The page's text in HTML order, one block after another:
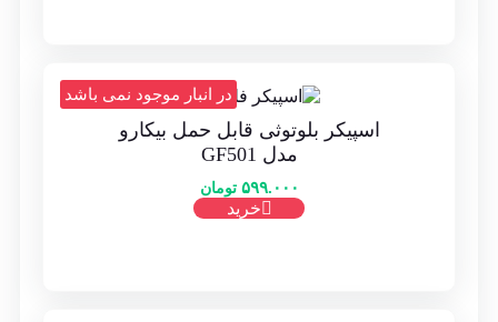
در انبار موجود نمی باشد
اسپیکر بلوتوثی قابل حمل بیکارو
مدل GF501
۵۹۹.۰۰۰ تومان
خرید